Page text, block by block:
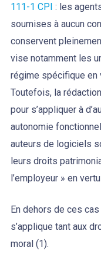
111-1 CPI : les
soumises à aucun
conservent
vise notamment les
régime spécifique en
Toutefois, la
pour s’appliquer à
autonomie
auteurs de logiciels
leurs droits
l’employeur » en
En dehors de ces
s’applique tant aux
moral (1).